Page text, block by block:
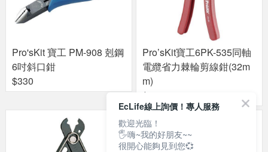
Pro'sKit 寶工 PM-908 剋鋼
6吋斜口鉗
$330
Pro’sKit寶工6PK-535同軸
電纜省力棘輪剪線鉗(32m
m)
$2300
EcLife線上詢價！專人服務
歡迎光臨！
🖐嗨~我的好朋友~~
很開心能夠見到您💞